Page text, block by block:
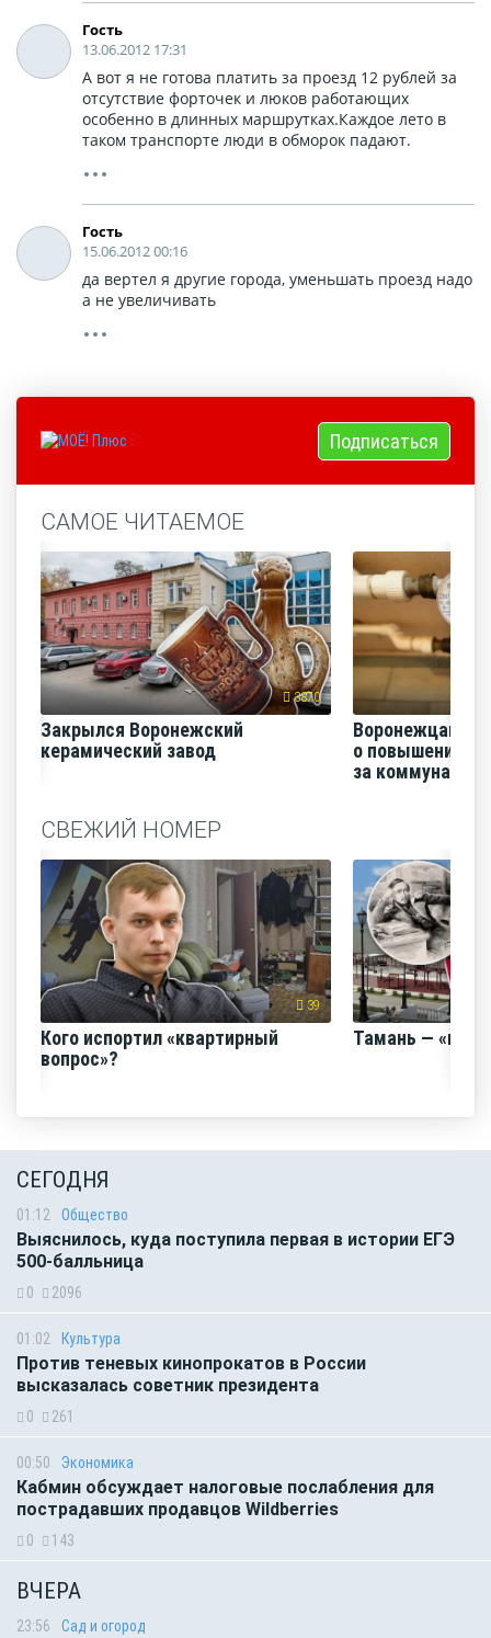
Гость
13.06.2012 17:31
А вот я не готова платить за проезд 12 рублей за
отсутствие форточек и люков работающих
особенно в длинных маршрутках.Каждое лето в
таком транспорте люди в обморок падают.
Гость
15.06.2012 00:16
да вертел я другие города, уменьшать проезд надо
а не увеличивать
Подписаться
САМОЕ ЧИТАЕМОЕ
3870
Закрылся Воронежский
керамический завод
Воронежцам
о повышении
за
СВЕЖИЙ НОМЕР
39
Кого испортил «квартирный
вопрос»?
Тамань —
СЕГОДНЯ
01:12 Общество
Выяснилось, куда поступила первая в истории ЕГЭ
500-балльница
0 2096
01:02 Культура
Против теневых кинопрокатов в России
высказалась советник президента
0 261
00:50 Экономика
Кабмин обсуждает налоговые послабления для
пострадавших продавцов Wildberries
0 143
ВЧЕРА
23:56 Сад и огород